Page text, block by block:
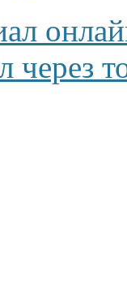
через